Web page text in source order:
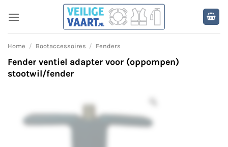
naar
inhoud
Home / Bootaccessoires / Fenders
Fender ventiel adapter voor (oppompen)
stootwil/fender